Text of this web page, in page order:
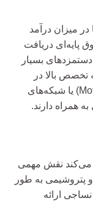
در میزان درآمد
پایه‌ای دریافت
بسیار
تخصص بالا در
زمینه‌هایی مانند کنترل حرکت (Motion Control) یا شبکه‌های
همراه دارند.
می‌کند نقش مهمی
پتروشیمی به طور
ارائه